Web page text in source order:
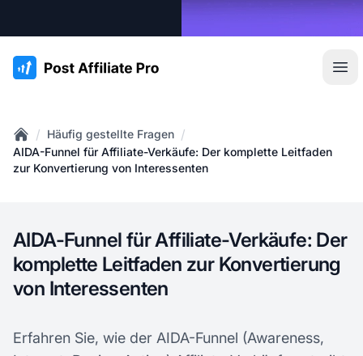
:site.title
Home
/ Häufig gestellte Fragen /
AIDA-Funnel für Affiliate-Verkäufe: Der komplette Leitfaden
zur Konvertierung von Interessenten
AIDA-Funnel für Affiliate-Verkäufe: Der
komplette Leitfaden zur Konvertierung
von Interessenten
Erfahren Sie, wie der AIDA-Funnel (Awareness,